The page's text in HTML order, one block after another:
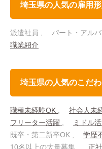
埼玉県の人気の雇用
派遣社員 パート・アルバ
職業紹介
埼玉県の人気のこだ
職種未経験OK 社会人未
フリーター活躍
ミドル
既卒・第二新卒OK
学歴
10名以上の大量募集
正